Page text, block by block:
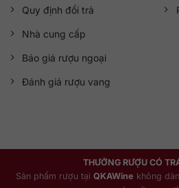
Quy định đổi trả
Nhà cung cấp
Báo giá rượu ngoại
Đánh giá rượu vang
THƯỞNG RƯỢU CÓ
Sản phẩm rượu tại QKAWine không